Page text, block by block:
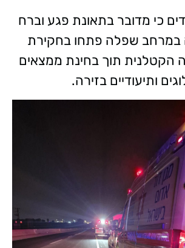
כי מדובר בתאונת פגע וברח
במרחב שפלה פתחו בחקירת
הקטלנית תוך בחינת ממצאים
ותיעודיים בזירה.